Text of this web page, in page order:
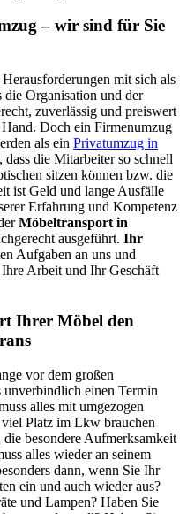
– wir sind für Sie
mit sich als
die Organisation und der
zuverlässig und preiswert
Doch ein Firmenumzug
als ein Privatumzug in
die Mitarbeiter so schnell
sitzen können bzw. die
ist Geld und lange Ausfälle
Erfahrung und Kompetenz
Möbeltransport in
ausgeführt. Ihr
Aufgaben an uns und
Arbeit und Ihr Geschäft
Ihrer Möbel den
vor dem großen
unverbindlich einen Termin
alles mit umgezogen
Platz im Lkw brauchen
besondere Aufmerksamkeit
alles wieder an seinem
dann, wenn Sie Ihr
ein und auch wieder aus?
und Lampen? Haben Sie